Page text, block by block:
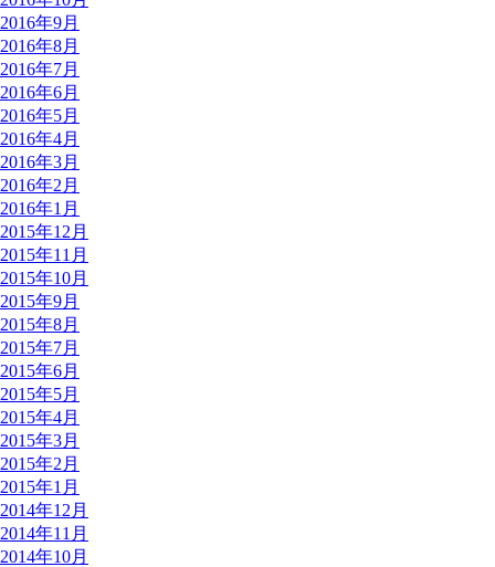
2016年9月
2016年8月
2016年7月
2016年6月
2016年5月
2016年4月
2016年3月
2016年2月
2016年1月
2015年12月
2015年11月
2015年10月
2015年9月
2015年8月
2015年7月
2015年6月
2015年5月
2015年4月
2015年3月
2015年2月
2015年1月
2014年12月
2014年11月
2014年10月